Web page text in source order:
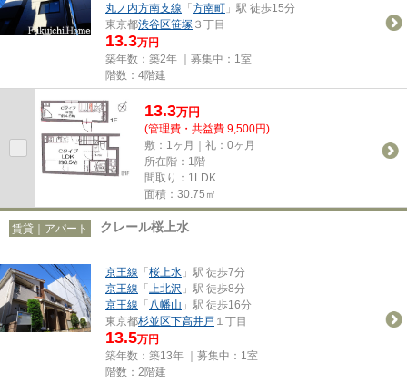
丸ノ内方南支線 「方南町 」駅 徒歩15分
東京都渋谷区笹塚 ３丁目
13.3万円
築年数：築2年 ｜募集中： 1室
階数：4階建
13.3万円
(管理費・共益費 9,500円)
敷：1ヶ月｜礼：0ヶ月
所在階：1階
間取り：1LDK
面積：30.75㎡
賃貸｜アパート クレール桜上水
京王線 「桜上水 」駅 徒歩7分
京王線 「 上北沢 」駅 徒歩8分
京王線 「 八幡山 」駅 徒歩16分
東京都杉並区下高井戸 １丁目
13.5万円
築年数：築13年 ｜募集中： 1室
階数：2階建